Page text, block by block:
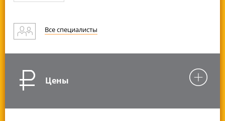
Все специалисты
Цены